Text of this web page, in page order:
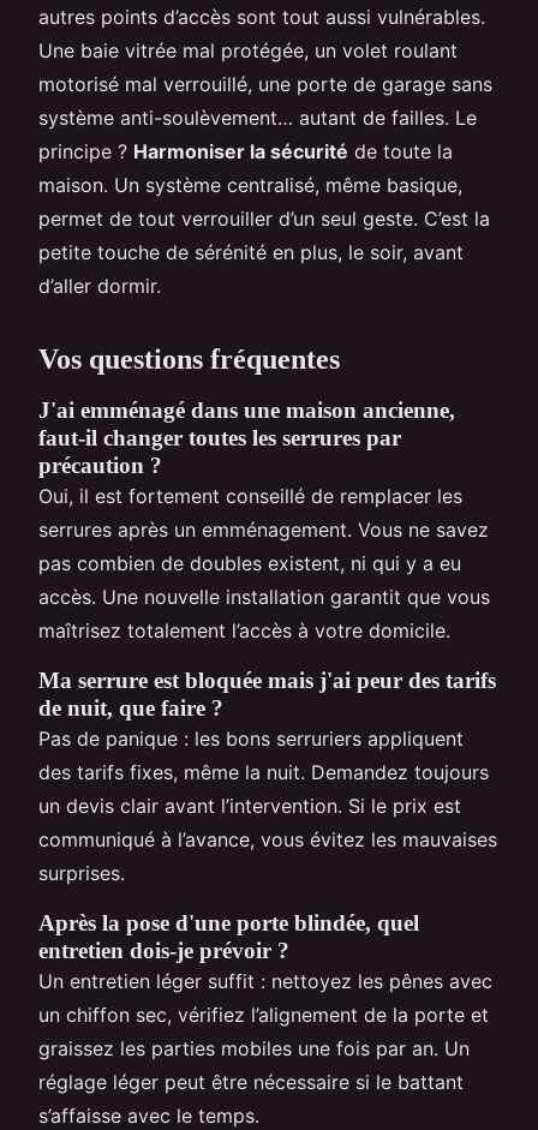
autres points d’accès sont tout aussi vulnérables.
Une baie vitrée mal protégée, un volet roulant
motorisé mal verrouillé, une porte de garage sans
système anti-soulèvement… autant de failles. Le
principe ? Harmoniser la sécurité de toute la
maison. Un système centralisé, même basique,
permet de tout verrouiller d’un seul geste. C’est la
petite touche de sérénité en plus, le soir, avant
d’aller dormir.
Vos questions fréquentes
J'ai emménagé dans une maison ancienne,
faut-il changer toutes les serrures par
précaution ?
Oui, il est fortement conseillé de remplacer les
serrures après un emménagement. Vous ne savez
pas combien de doubles existent, ni qui y a eu
accès. Une nouvelle installation garantit que vous
maîtrisez totalement l’accès à votre domicile.
Ma serrure est bloquée mais j'ai peur des tarifs
de nuit, que faire ?
Pas de panique : les bons serruriers appliquent
des tarifs fixes, même la nuit. Demandez toujours
un devis clair avant l’intervention. Si le prix est
communiqué à l’avance, vous évitez les mauvaises
surprises.
Après la pose d'une porte blindée, quel
entretien dois-je prévoir ?
Un entretien léger suffit : nettoyez les pênes avec
un chiffon sec, vérifiez l’alignement de la porte et
graissez les parties mobiles une fois par an. Un
réglage léger peut être nécessaire si le battant
s’affaisse avec le temps.